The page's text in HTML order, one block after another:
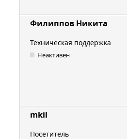
Филиппов Никита
Техническая поддержка
Неактивен
mkil
Посетитель